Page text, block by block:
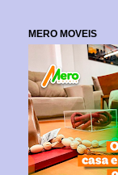
MERO MOVEIS